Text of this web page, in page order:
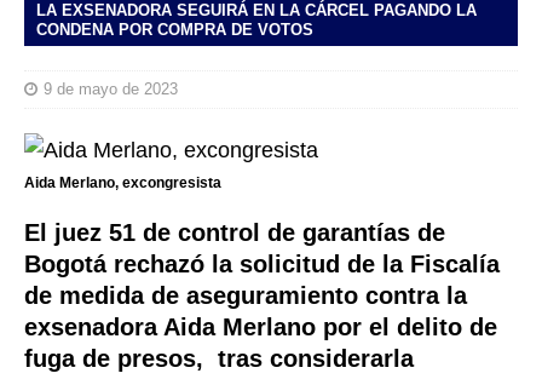
LA EXSENADORA SEGUIRÁ EN LA CÁRCEL PAGANDO LA
CONDENA POR COMPRA DE VOTOS
9 de mayo de 2023
Aida Merlano, excongresista
El juez 51 de control de garantías de
Bogotá rechazó la solicitud de la Fiscalía
de medida de aseguramiento contra la
exsenadora Aida Merlano por el delito de
fuga de presos, tras considerarla